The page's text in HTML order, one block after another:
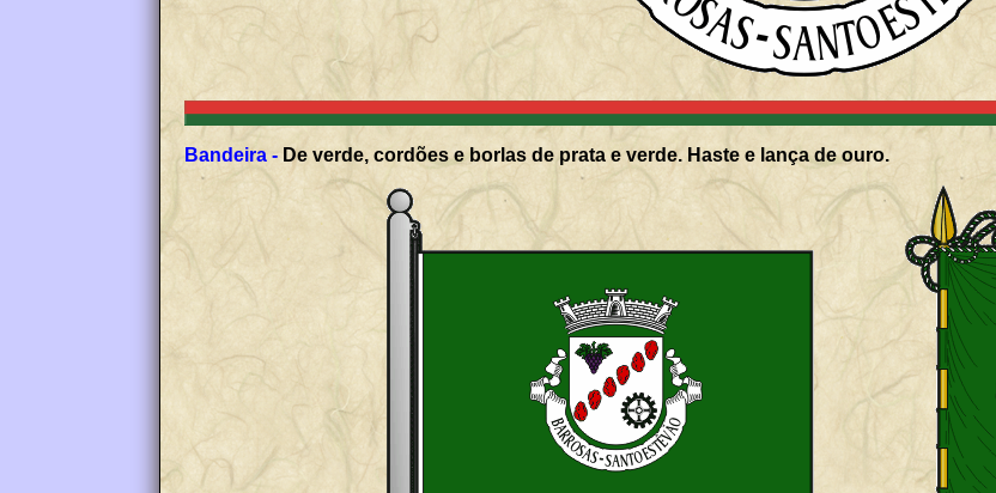
Bandeira - De verde, cordões e borlas de prata e verde. Haste e lança de ouro.